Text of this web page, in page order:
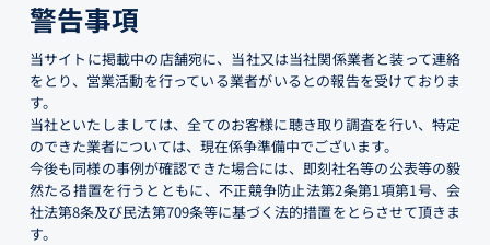
警告事項
当サイトに掲載中の店舗宛に、当社又は当社関係業者と装って連絡
をとり、営業活動を行っている業者がいるとの報告を受けておりま
す。
当社といたしましては、全てのお客様に聴き取り調査を行い、特定
のできた業者については、現在係争準備中でございます。
今後も同様の事例が確認できた場合には、即刻社名等の公表等の毅
然たる措置を行うとともに、不正競争防止法第2条第1項第1号、会
社法第8条及び民法第709条等に基づく法的措置をとらさせて頂きま
す。